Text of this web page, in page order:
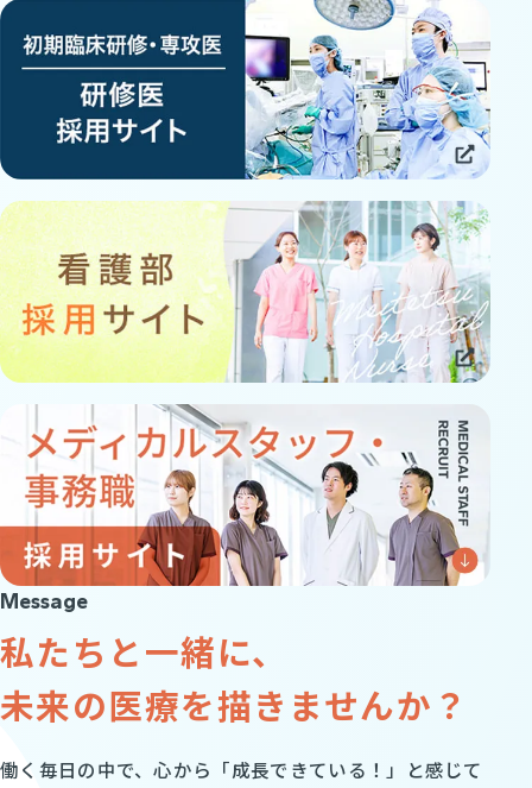
Message
私たちと一緒に、
未来の医療を描きませんか？
働く毎日の中で、心から「成長できている！」と感じて